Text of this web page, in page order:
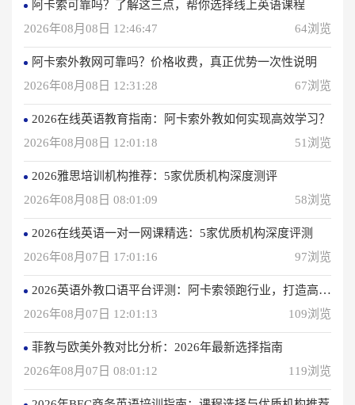
阿卡索可靠吗？了解这三点，帮你选择线上英语课程
2026年08月08日 12:46:47
64浏览
阿卡索外教网可靠吗？价格收费，真正优势一次性说明
2026年08月08日 12:31:28
67浏览
2026在线英语教育指南：阿卡索外教如何实现高效学习？
2026年08月08日 12:01:18
51浏览
2026雅思培训机构推荐：5家优质机构深度测评
2026年08月08日 08:01:09
58浏览
2026在线英语一对一网课精选：5家优质机构深度评测
2026年08月07日 17:01:16
97浏览
2026英语外教口语平台评测：阿卡索领跑行业，打造高效学习体验
2026年08月07日 12:01:13
109浏览
菲教与欧美外教对比分析：2026年最新选择指南
2026年08月07日 08:01:12
119浏览